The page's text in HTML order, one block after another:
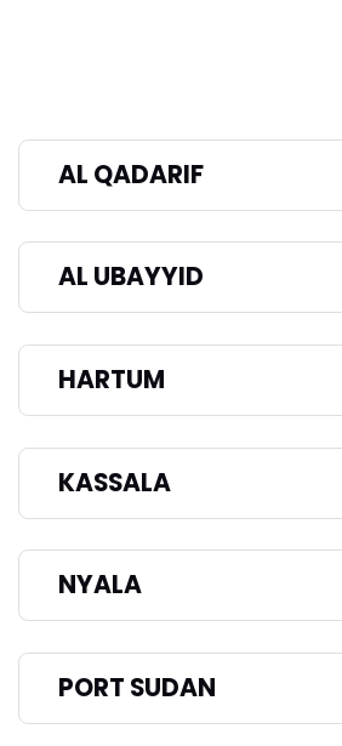
AL QADARIF
AL UBAYYID
HARTUM
KASSALA
NYALA
PORT SUDAN